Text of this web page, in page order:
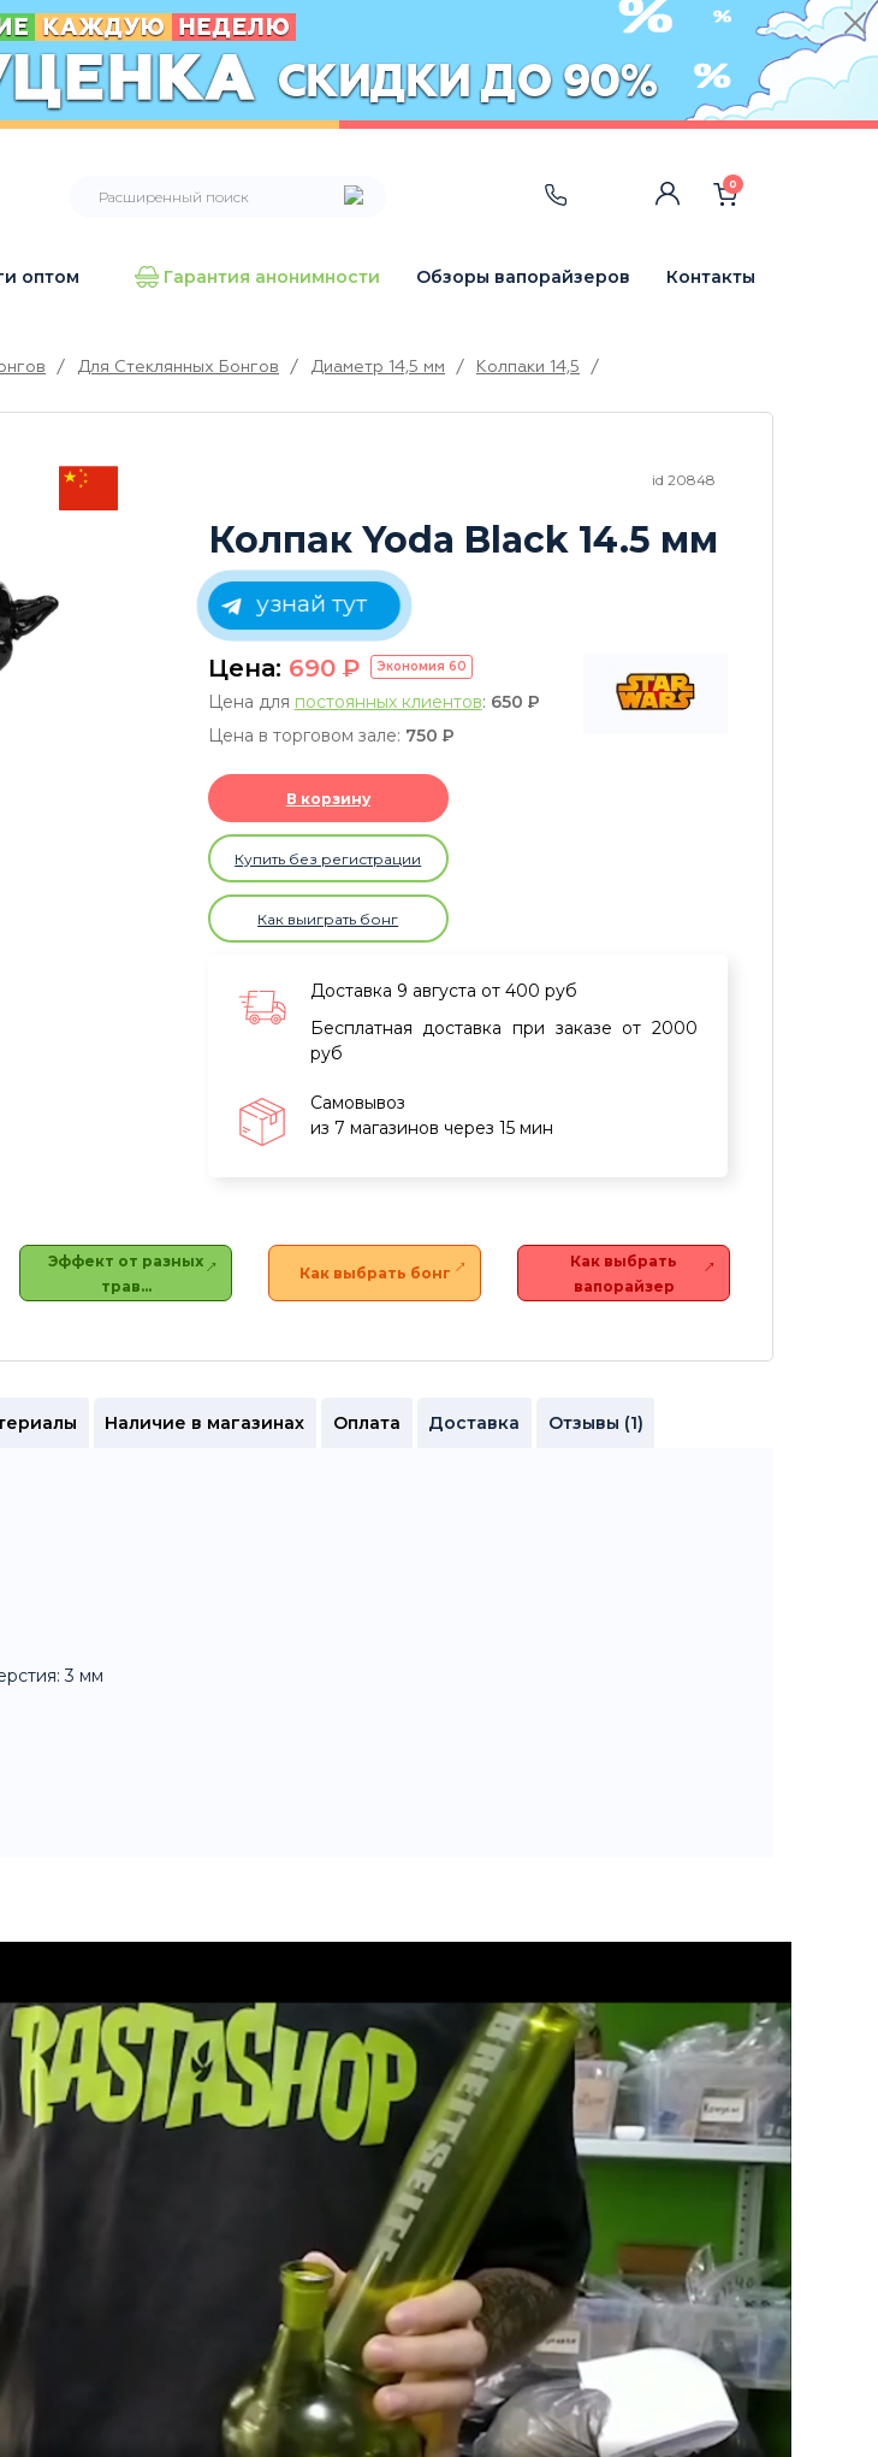
0
оптом Гарантия анонимности Обзоры вапорайзеров Контакты
/ Для Стеклянных Бонгов / Диаметр 14,5 мм / Колпаки 14,5
/
id 20848
Колпак Yoda Black 14.5 мм
узнай тут
Цена: 690 P Экономия 60
Цена для постоянных клиентов: 650 P
Цена в торговом зале: 750 P
В корзину
Купить без регистрации
Как выиграть бонг
Доставка 9 августа от 400 руб
Бесплатная доставка при заказе от 2000
руб
Самовывоз
из 7 магазинов через 15 мин
Эффект от разных
трав…
Как выбрать бонг
Как выбрать
вапорайзер
3 мм
Наличие в магазинах Оплата Доставка Отзывы (1)